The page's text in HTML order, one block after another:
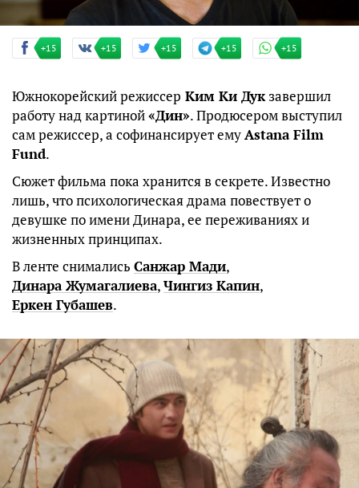
+15 +15 +15 +15 +15
Южнокорейский режиссер Ким Ки Дукзавершил
работу над картиной«Дин». Продюсером выступил
сам режиссер, а софинансирует емуAstana Film
Fund.
Сюжет фильма пока хранится в секрете. Известно
лишь, что психологическая драма повествует о
девушке по имени Динара, ее переживаниях и
жизненных принципах.
В ленте снимались Санжар Мади,
Динара Жумагалиева,Чингиз Капин,
Еркен Губашев.